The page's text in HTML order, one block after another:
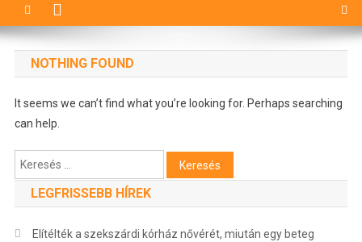
NOTHING FOUND
It seems we can’t find what you’re looking for. Perhaps searching
can help.
Keresés:
LEGFRISSEBB HÍREK
Elítélték a szekszárdi kórház nővérét, miután egy beteg